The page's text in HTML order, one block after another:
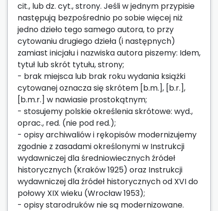
cit., lub dz. cyt., strony. Jeśli w jednym przypisie
następują bezpośrednio po sobie więcej niż
jedno dzieło tego samego autora, to przy
cytowaniu drugiego dzieła (i następnych)
zamiast inicjału i nazwiska autora piszemy: Idem,
tytuł lub skrót tytułu, strony;
- brak miejsca lub brak roku wydania książki
cytowanej oznacza się skrótem [b.m.], [b.r.],
[b.m.r.] w nawiasie prostokątnym;
- stosujemy polskie określenia skrótowe: wyd.,
oprac., red. (nie pod red.);
- opisy archiwaliów i rękopisów modernizujemy
zgodnie z zasadami określonymi w Instrukcji
wydawniczej dla średniowiecznych źródeł
historycznych (Kraków 1925) oraz Instrukcji
wydawniczej dla źródeł historycznych od XVI do
połowy XIX wieku (Wrocław 1953);
- opisy starodruków nie są modernizowane.